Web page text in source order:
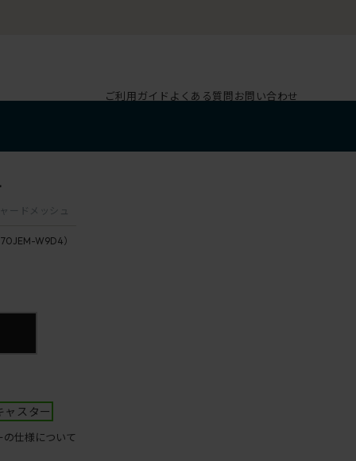
ご利用ガイド よくある質問お問い合わせ
ードメッシュ
W9D4）
ャスター
の仕様について